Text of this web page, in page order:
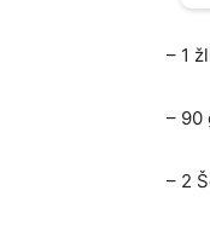
– 1
– 90
– 2